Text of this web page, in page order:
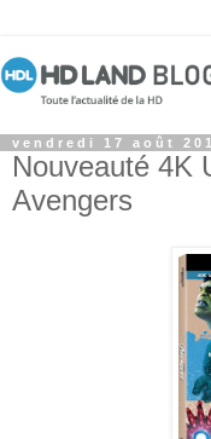
vendredi 17 août
Nouveauté 4K
Avengers